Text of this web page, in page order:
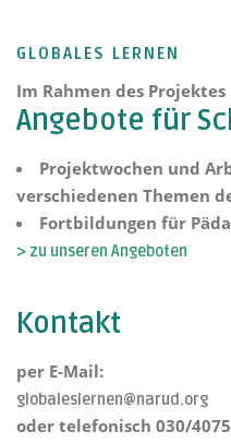
GLOBALES LERNEN
Im Rahmen des Projektes
Angebote für
Projektwochen und
verschiedenen Themen
Fortbildungen für
> zu unseren Angeboten
Kontakt
per E-Mail:
globaleslernen@narud.org
oder telefonisch 030/